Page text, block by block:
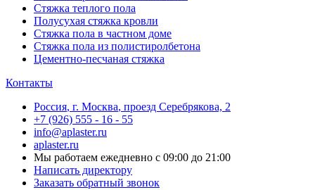
Стяжка теплого пола
Полусухая стяжка кровли
Стяжка пола в частном доме
Стяжка пола из полистиролбетона
Цементно-песчаная стяжка
Контакты
Россия, г. Москва, проезд Серебрякова, 2
+7 (926) 555 - 16 - 55
info@aplaster.ru
aplaster.ru
Мы работаем ежедневно с 09:00 до 21:00
Написать директору
Заказать обратный звонок